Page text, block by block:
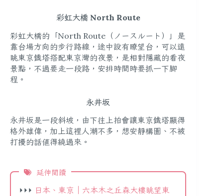
彩虹大橋 North Route
彩虹大橋的「North Route（ノースルート）」是
靠台場方向的步行路線，途中設有瞭望台，可以遠
眺東京鐵塔搭配東京灣的夜景，是相對隱藏的看夜
景點，不過要走一段路，安排時間時要抓一下腳
程。
永井坂
永井坂是一段斜坡，由下往上拍會讓東京鐵塔顯得
格外雄偉，加上這裡人潮不多，想安靜構圖、不被
打擾的話值得繞過來。
延伸閱讀
⏵⏵⏵ 日本、東京｜六本木之丘森大樓眺望東